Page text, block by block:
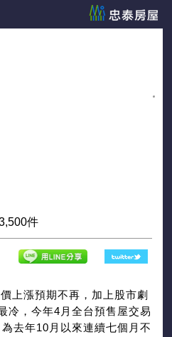
件
上漲預期不再，加上股市劇
冷，今年4月全台預售屋交易
去年10月以來連續七個月不